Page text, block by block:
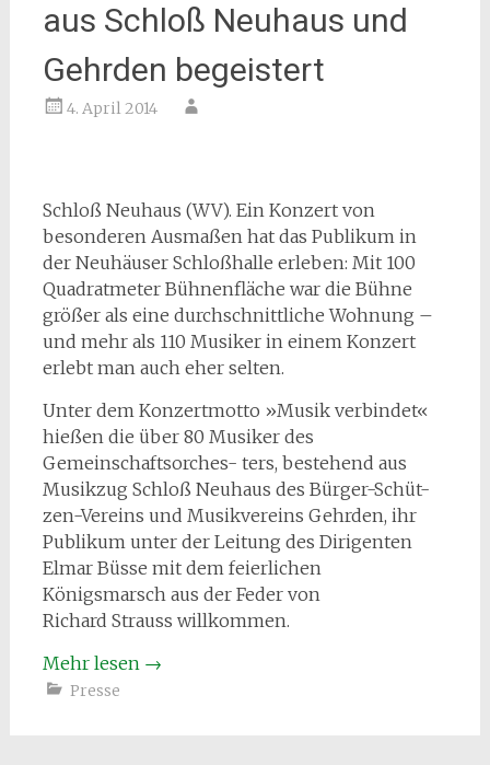
aus Schloß Neuhaus und
Gehrden begeistert
4. April 2014
Schloß Neuhaus (WV). Ein Konzert von
besonderen Ausmaßen hat das Publikum in
der Neuhäuser Schloßhalle erleben: Mit 100
Quadratmeter Bühnenfläche war die Bühne
größer als eine durchschnittliche Wohnung –
und mehr als 110 Musiker in einem Konzert
erlebt man auch eher selten.
Unter dem Konzertmotto »Musik verbindet«
hießen die über 80 Musiker des
Gemeinschaftsorches- ters, bestehend aus
Musikzug Schloß Neuhaus des Bürger-Schüt-
zen-Vereins und Musikvereins Gehrden, ihr
Publikum unter der Leitung des Dirigenten
Elmar Büsse mit dem feierlichen
Königsmarsch aus der Feder von
Richard Strauss willkommen.
Mehr lesen →
Presse